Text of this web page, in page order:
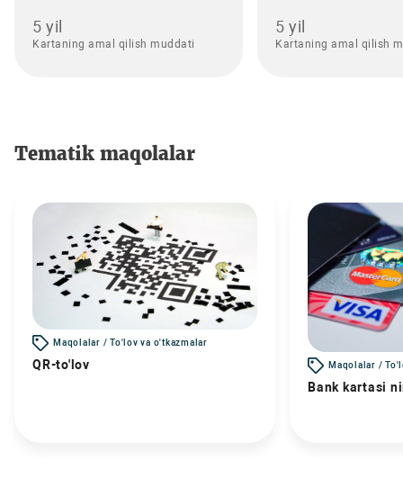
5 yil
Kartaning amal qilish muddati
5 yil
Kartaning amal qilish
Tematik maqolalar
Maqolalar / To'lov va o'tkazmalar
QR-to'lov Maqolalar /
Bank kartasi